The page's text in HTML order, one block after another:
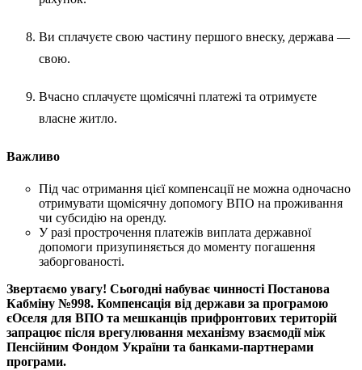
Ви сплачуєте свою частину першого внеску, держава —
свою.
Вчасно сплачуєте щомісячні платежі та отримуєте
власне житло.
Важливо
Під час отримання цієї компенсації не можна одночасно
отримувати щомісячну допомогу ВПО на проживання
чи субсидію на оренду.
У разі прострочення платежів виплата державної
допомоги призупиняється до моменту погашення
заборгованості.
Звертаємо увагу! Сьогодні набуває чинності Постанова
Кабміну №998. Компенсація від держави за програмою
єОселя для ВПО та мешканців прифронтових територій
запрацює після врегулювання механізму взаємодії між
Пенсійним Фондом України та банками-партнерами
програми.